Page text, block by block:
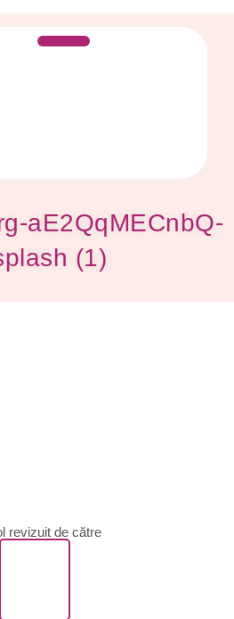
aE2QqMECnbQ-
(1)
revizuit de către